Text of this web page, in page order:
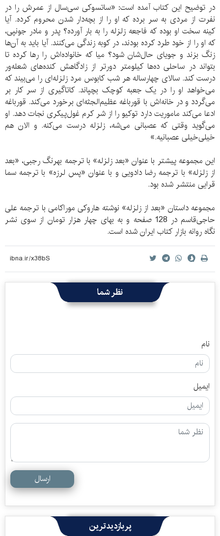
در توضیح این کتاب آمده است: «ساتسوکی سی‌سال از عمرش را در
نفرت از مردی به سر برده که او را از بچه‌دار شدن محروم کرده. آیا
کینه سخت او بوده که فاجعه زلزله را به بار آورده؟ پدر و مادر جونپی،
که او را از خود طرد کرده بودند، در کوبه زندگی می‌کنند. آیا باید به آن‌ها
زنگ بزند و جویای حال‌شان شود؟ میا که خانواده‌اش را رها کرده تا
بتواند در ساحلی ده‌ها کیلومتر دورتر از زادگاهش کنده‌های شعله‌ور
درست کند. سالای چهارساله هر شب کابوس مرد زلزله‌ای را می‌بیند که
می‌خواهد او را در یک جعبه کوچک بچپاند. کاتاگیری از سر کار بر
می‌گردد و در خانه‌اش با قورباغه عظیم‌الجثه‌ای برخورد می‌کند. قورباغه
ادعا می‌کند ماموریت دارد توکیو را از شر کرم غول‌پیکری نجات دهد. او
می‌گوید وقتی که عصبانی می‌شه، زلزله درست می‌کنه. و الان هم
خیلی‌خیلی عصبانیه.»
این مجموعه پیشتر با عنوان «بعد زلزله» با ترجمه بهرنگ رجبی، «بعد
از زلزله» با ترجمه رضا دادویی و با عنوان «پس لرزه» با ترجمه سما
قرایی منتشر شده بود.
مجموعه داستان «بعد از زلزله» نوشته هاروکی موراکامی با ترجمه علی
حاجی‌قاسم در 128 صفحه و به بهای چهار هزار تومان از سوی نشر
نگاه روانه بازار کتاب ایران شده است.
نظر شما
نام
ایمیل
ارسال
پربازدیدترین